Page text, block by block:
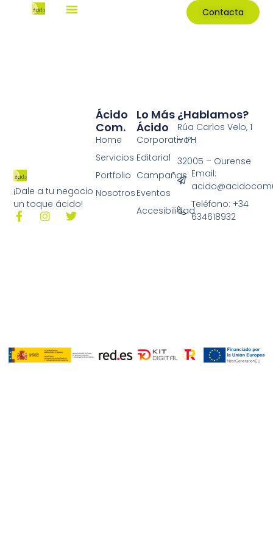
Contacta
¡Dale a tu negocio
un toque ácido!
Lo Más
Ácido
Corporativo
Editorial
Campañas
Eventos
Accesibilidad
Ácido
Com.
Home
Servicios
Portfolio
Nosotros
¿Hablamos?
Rúa Carlos Velo, 1
– 1ºH
32005 – Ourense
Email:
Teléfono: +34
634618932